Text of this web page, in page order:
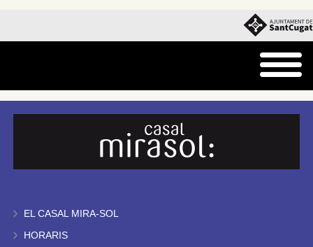
EL CASAL MIRA-SOL
HORARIS